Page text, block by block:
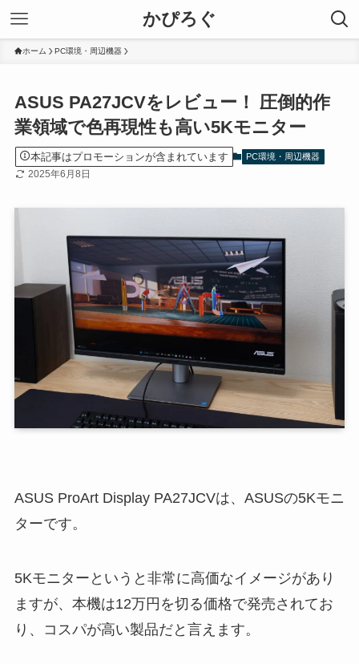
かぴろぐ
ホーム PC環境・周辺機器
ASUS PA27JCVをレビュー！ 圧倒的作
業領域で色再現性も高い5Kモニター
本記事はプロモーションが含まれています PC環境・周辺機器
2025年6月8日
ASUS ProArt Display PA27JCVは、ASUSの5Kモニ
ターです。
5Kモニターというと非常に高価なイメージがあり
ますが、本機は12万円を切る価格で発売されてお
り、コスパが高い製品だと言えます。